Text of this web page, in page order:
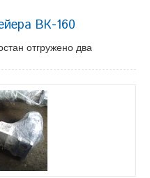
ВК-160
отгружено два